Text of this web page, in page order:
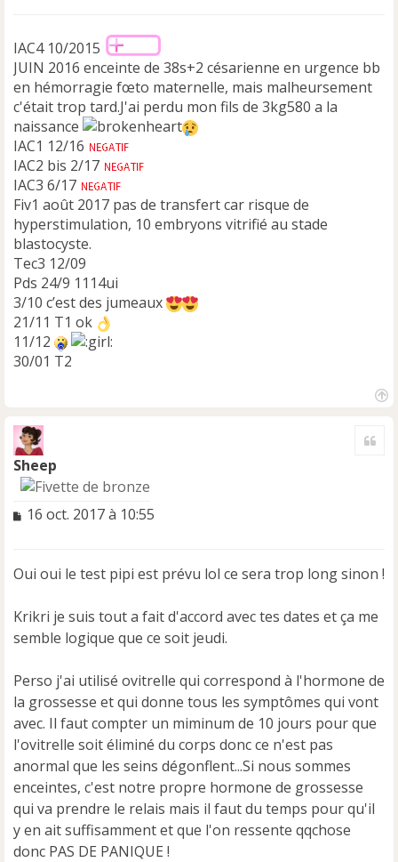
IAC4 10/2015
JUIN 2016 enceinte de 38s+2 césarienne en urgence bb
en hémorragie fœto maternelle, mais malheursement
c'était trop tard.J'ai perdu mon fils de 3kg580 a la
naissance
IAC1 12/16
IAC2 bis 2/17
IAC3 6/17
Fiv1 août 2017 pas de transfert car risque de
hyperstimulation, 10 embryons vitrifié au stade
blastocyste.
Tec3 12/09
Pds 24/9 1114ui
3/10 c’est des jumeaux
21/11 T1 ok
11/12
30/01 T2
Sheep
M
a
e
n
o
l
u
16 oct. 2017 à 10:55
Oui oui le test pipi est prévu lol ce sera trop long sinon !
Krikri je suis tout a fait d'accord avec tes dates et ça me
semble logique que ce soit jeudi.
Perso j'ai utilisé ovitrelle qui correspond à l'hormone de
la grossesse et qui donne tous les symptômes qui vont
avec. Il faut compter un miminum de 10 jours pour que
l'ovitrelle soit éliminé du corps donc ce n'est pas
anormal que les seins dégonflent...Si nous sommes
enceintes, c'est notre propre hormone de grossesse
qui va prendre le relais mais il faut du temps pour qu'il
y en ait suffisamment et que l'on ressente qqchose
donc PAS DE PANIQUE !